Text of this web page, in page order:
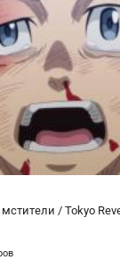
/ Tokyo